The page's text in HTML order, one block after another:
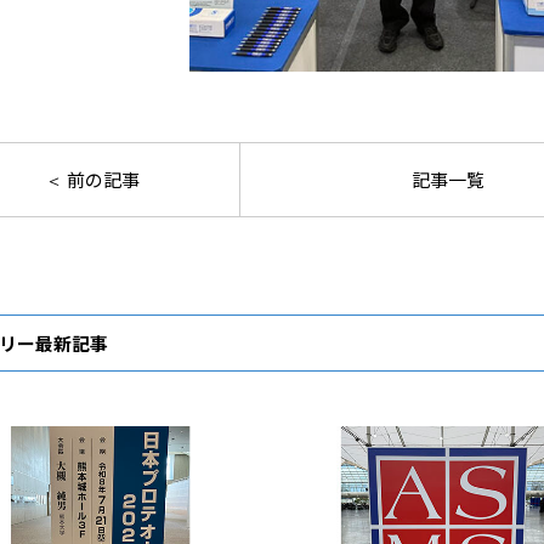
前の記事 記事一覧
ー最新記事